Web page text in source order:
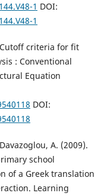
1 DOI:
1
Cutoff criteria for fit
: Conventional
Equation
DOI:
A. (2009).
school
of a Greek translation
Learning